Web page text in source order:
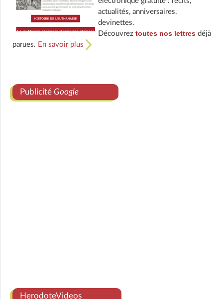
actualités, anniversaires,
devinettes.
Découvrez toutes nos lettresdéjà
parues. En savoir plus
Publicité Google
HerodoteVideos